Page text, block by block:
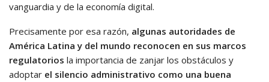
vanguardia y de la economía digital.
Precisamente por esa razón, algunas autoridades de
América Latina y del mundo reconocen en sus marcos
regulatorios la importancia de zanjar los obstáculos y
adoptar el silencio administrativo como una buena